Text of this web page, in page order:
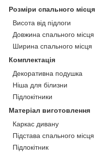
Розміри спального місця
Висота від підлоги
Довжина спального місця
Ширина спального місця
Комплектація
Декоративна подушка
Ніша для білизни
Підлокітники
Матеріал виготовлення
Каркас дивану
Підстава спального місця
Підлокітник